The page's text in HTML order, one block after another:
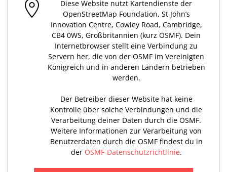
Diese Website nutzt Kartendienste der
OpenStreetMap Foundation, St John’s
Innovation Centre, Cowley Road, Cambridge,
CB4 0WS, Großbritannien (kurz OSMF). Dein
Internetbrowser stellt eine Verbindung zu
Servern her, die von der OSMF im Vereinigten
Königreich und in anderen Ländern betrieben
werden.
Der Betreiber dieser Website hat keine
Kontrolle über solche Verbindungen und die
Verarbeitung deiner Daten durch die OSMF.
Weitere Informationen zur Verarbeitung von
Benutzerdaten durch die OSMF findest du in
der OSMF-Datenschutzrichtlinie.